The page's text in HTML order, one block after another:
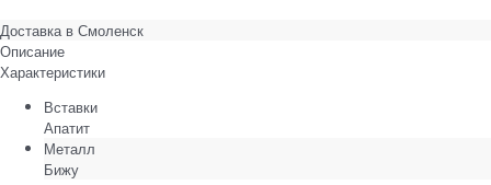
Доставка в Смоленск
Описание
Характеристики
Вставки
Апатит
Металл
Бижу